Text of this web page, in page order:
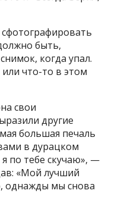
быть,
когда упал.
что-то в этом
свои
другие
большая печаль
в дурацком
я по тебе скучаю», —
«Мой лучший
однажды мы снова